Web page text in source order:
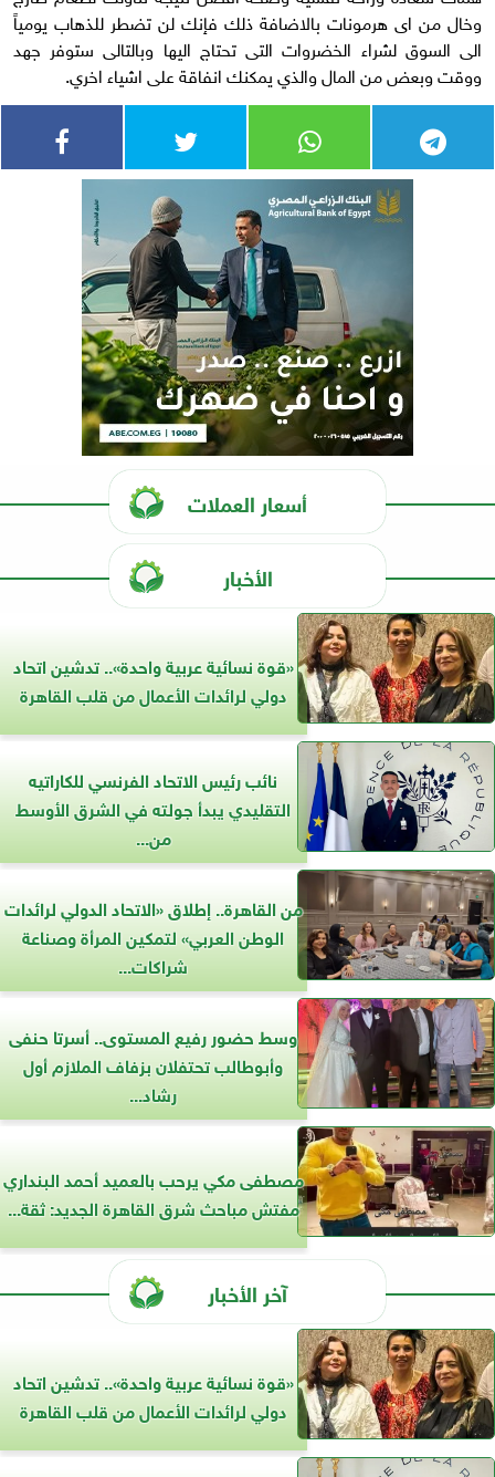
وخال من اى هرمونات بالاضافة ذلك فإنك لن تضطر للذهاب يومياً
الى السوق لشراء الخضروات التى تحتاج اليها وبالتالى ستوفر جهد
ووقت وبعض من المال والذي يمكنك انفاقة على اشياء اخري.
أسعار العملات
الأخبار
«قوة نسائية عربية واحدة».. تدشين اتحاد
دولي لرائدات الأعمال من قلب القاهرة
نائب رئيس الاتحاد الفرنسي للكاراتيه
التقليدي يبدأ جولته في الشرق الأوسط
من...
من القاهرة.. إطلاق «الاتحاد الدولي لرائدات
الوطن العربي» لتمكين المرأة وصناعة
شراكات...
وسط حضور رفيع المستوى.. أسرتا حنفى
وأبوطالب تحتفلان بزفاف الملازم أول
رشاد...
مصطفى مكي يرحب بالعميد أحمد البنداري
مفتش مباحث شرق القاهرة الجديد: ثقة...
آخر الأخبار
«قوة نسائية عربية واحدة».. تدشين اتحاد
دولي لرائدات الأعمال من قلب القاهرة